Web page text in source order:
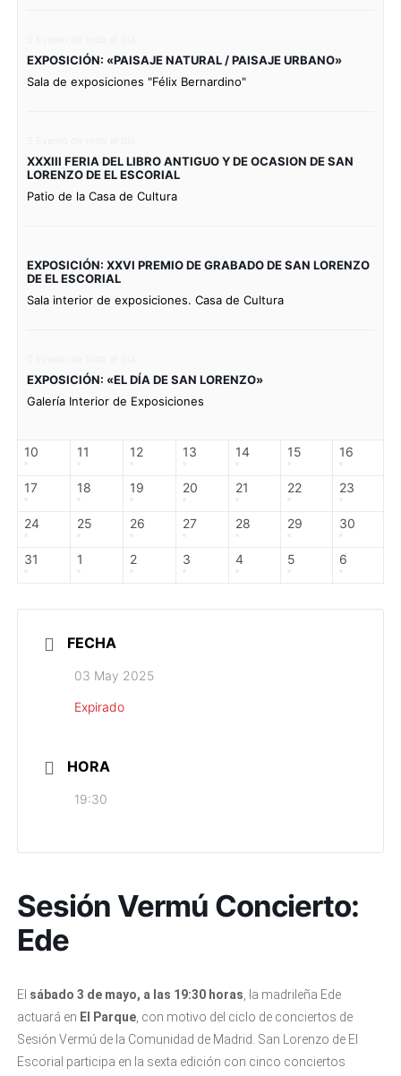
EXPOSICIÓN: «PAISAJE NATURAL / PAISAJE URBANO»
Sala de exposiciones "Félix Bernardino"
XXXIII FERIA DEL LIBRO ANTIGUO Y DE OCASION DE SAN
LORENZO DE EL ESCORIAL
Patio de la Casa de Cultura
EXPOSICIÓN: XXVI PREMIO DE GRABADO DE SAN LORENZO
DE EL ESCORIAL
Sala interior de exposiciones. Casa de Cultura
EXPOSICIÓN: «EL DÍA DE SAN LORENZO»
Galería Interior de Exposiciones
10 11 12 13 14 15 16
17 18 19 20 21 22 23
24 25 26 27 28 29 30
31 1 2 3 4 5 6
FECHA
03 May 2025
Expirado
HORA
19:30
Sesión Vermú Concierto:
Ede
El sábado 3 de mayo, a las 19:30 horas , la madrileña Ede
actuará en El Parque, con motivo del ciclo de conciertos de
Sesión Vermú de la Comunidad de Madrid. San Lorenzo de El
Escorial participa en la sexta edición con cinco conciertos